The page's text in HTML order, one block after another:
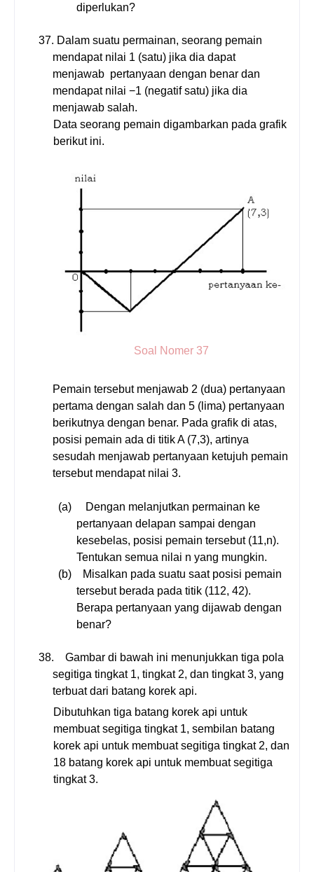
diperlukan?
37. Dalam suatu permainan, seorang pemain
mendapat nilai 1 (satu) jika dia dapat
menjawab pertanyaan dengan benar dan
mendapat nilai −1 (negatif satu) jika dia
menjawab salah.
Data seorang pemain digambarkan pada grafik
berikut ini.
Soal Nomer 37
Pemain tersebut menjawab 2 (dua) pertanyaan
pertama dengan salah dan 5 (lima) pertanyaan
berikutnya dengan benar. Pada grafik di atas,
posisi pemain ada di titik A (7,3), artinya
sesudah menjawab pertanyaan ketujuh pemain
tersebut mendapat nilai 3.
(a)
Dengan melanjutkan permainan ke
pertanyaan delapan sampai dengan
kesebelas, posisi pemain tersebut (11,n).
Tentukan semua nilai n yang mungkin.
(b)
Misalkan pada suatu saat posisi pemain
tersebut berada pada titik (112, 42).
Berapa pertanyaan yang dijawab dengan
benar?
38.
Gambar di bawah ini menunjukkan tiga pola
segitiga tingkat 1, tingkat 2, dan tingkat 3, yang
terbuat dari batang korek api.
Dibutuhkan tiga batang korek api untuk
membuat segitiga tingkat 1, sembilan batang
korek api untuk membuat segitiga tingkat 2, dan
18 batang korek api untuk membuat segitiga
tingkat 3.